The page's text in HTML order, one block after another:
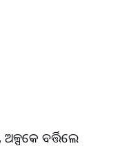
ବର୍ତ୍ତିଲେ